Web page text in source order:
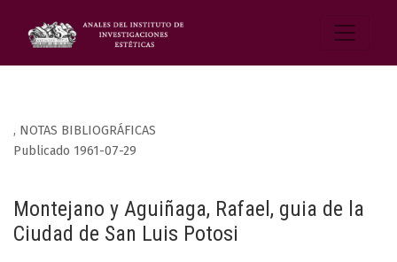
, NOTAS BIBLIOGRÁFICAS
Montejano y Aguiñaga, Rafael, guia de la
Ciudad de San Luis Potosi
Publicado 1961-07-29